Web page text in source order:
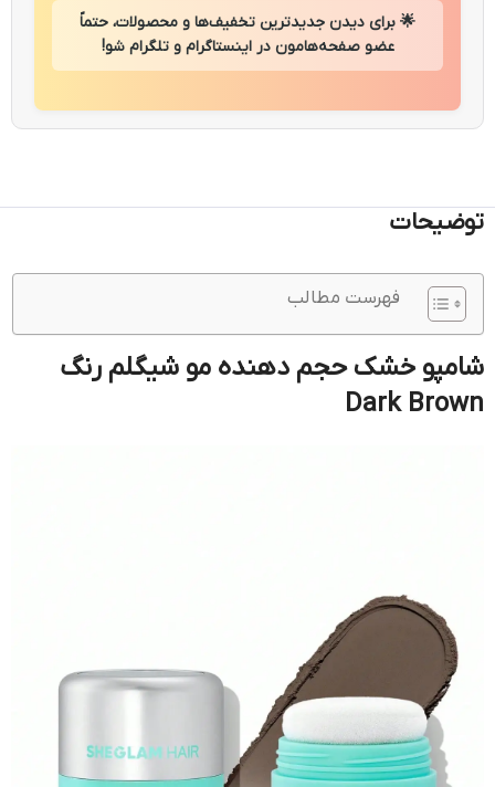
🌟 برای دیدن جدیدترین تخفیف‌ها و محصولات، حتماً
عضو صفحه‌هامون در اینستاگرام و تلگرام شو!
توضیحات
فهرست مطالب
شامپو خشک حجم دهنده مو شیگلم رنگ
Dark Brown